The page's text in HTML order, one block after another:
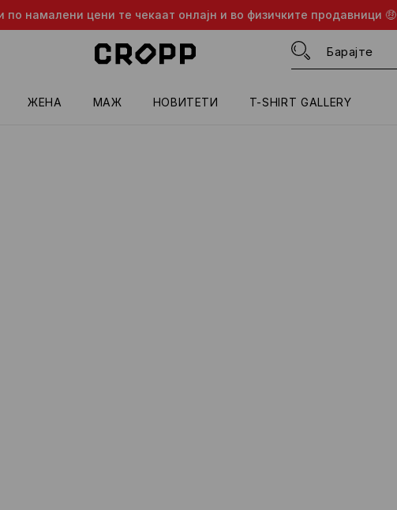
намалени цени те чекаат онлајн и во физичките продавници 🤑
ЖЕНА МАЖ HОВИТЕТИ T-SHIRT GALLERY